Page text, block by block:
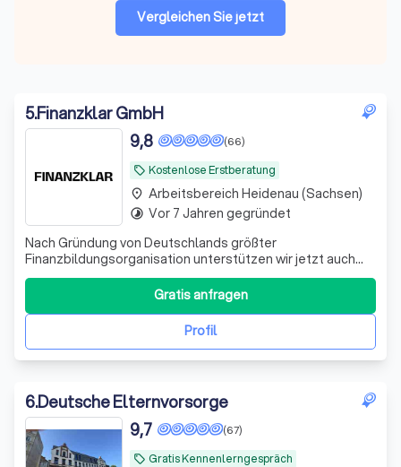
Vergleichen Sie jetzt
5.Finanzklar GmbH
local_offer Kostenlose Erstberatung
(66)
9,8
Nach Gründung von Deutschlands größter
Finanzbildungsorganisation unterstützen wir jetzt auch
bei der Umsetzung. Bekannt aus ZDF, ARD, RTL und vielen
Profil
Gratis anfragen
place Arbeitsbereich Heidenau (Sachsen)
timelapse Vor 7 Jahren gegründet
6.Deutsche Elternvorsorge
local_offer Gratis Kennenlerngespräch
(67)
9,7